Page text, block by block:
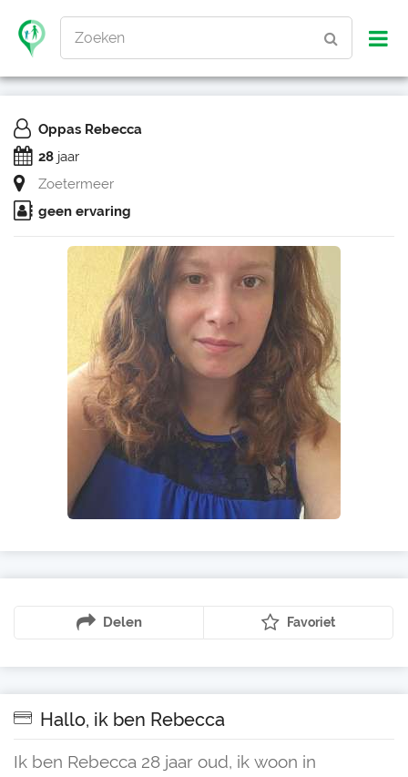
Zoeken
Oppas Rebecca
28 jaar
Zoetermeer
geen ervaring
Delen Favoriet
Hallo, ik ben Rebecca
Ik ben Rebecca 28 jaar oud, ik woon in